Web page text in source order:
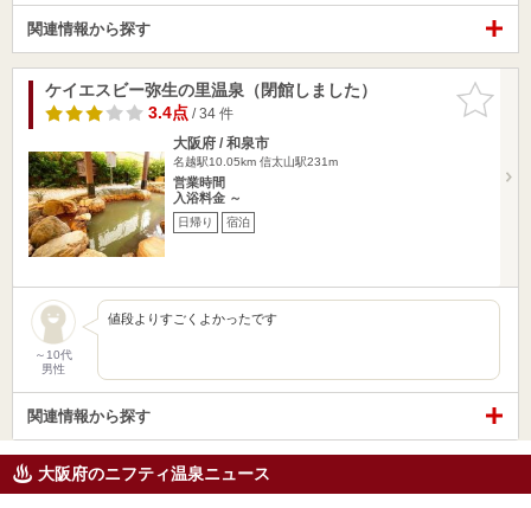
関連情報から探す
お気に入
りに追加
ケイエスビー弥生の里温泉（閉館しました）
3.4点/ 34 件
大阪府 / 和泉市
名越駅10.05km 信太山駅231m
営業時間
入浴料金 ～
日帰り 宿泊
～10代
男性
値段よりすごくよかったです
関連情報から探す
大阪府のニフティ温泉ニュース